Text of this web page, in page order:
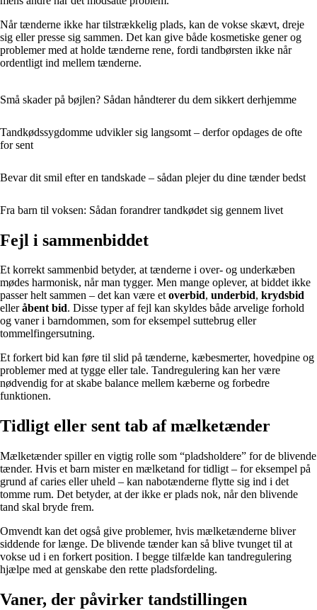
Når tænderne ikke har tilstrækkelig plads, kan de vokse skævt, dreje
sig eller presse sig sammen. Det kan give både kosmetiske gener og
problemer med at holde tænderne rene, fordi tandbørsten ikke når
ordentligt ind mellem tænderne.
Små skader på bøjlen? Sådan håndterer du dem sikkert derhjemme
Tandkødssygdomme udvikler sig langsomt – derfor opdages de ofte
for sent
Bevar dit smil efter en tandskade – sådan plejer du dine tænder bedst
Fra barn til voksen: Sådan forandrer tandkødet sig gennem livet
Fejl i sammenbiddet
Et korrekt sammenbid betyder, at tænderne i over- og underkæben
mødes harmonisk, når man tygger. Men mange oplever, at biddet ikke
passer helt sammen – det kan være etoverbid, underbid, krydsbid
elleråbent bid. Disse typer af fejl kan skyldes både arvelige forhold
og vaner i barndommen, som for eksempel suttebrug eller
tommelfingersutning.
Et forkert bid kan føre til slid på tænderne, kæbesmerter, hovedpine og
problemer med at tygge eller tale. Tandregulering kan her være
nødvendig for at skabe balance mellem kæberne og forbedre
funktionen.
Tidligt eller sent tab af mælketænder
Mælketænder spiller en vigtig rolle som “pladsholdere” for de blivende
tænder. Hvis et barn mister en mælketand for tidligt – for eksempel på
grund af caries eller uheld – kan nabotænderne flytte sig ind i det
tomme rum. Det betyder, at der ikke er plads nok, når den blivende
tand skal bryde frem.
Omvendt kan det også give problemer, hvis mælketænderne bliver
siddende for længe. De blivende tænder kan så blive tvunget til at
vokse ud i en forkert position. I begge tilfælde kan tandregulering
hjælpe med at genskabe den rette pladsfordeling.
Vaner, der påvirker tandstillingen